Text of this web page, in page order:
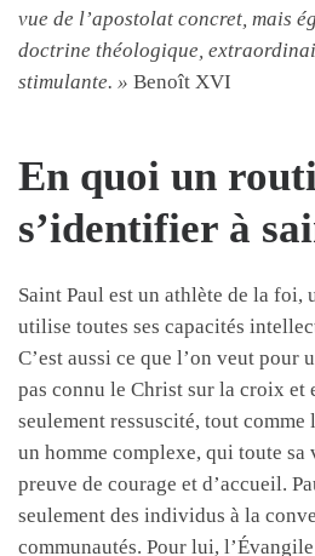
vue de l’apostolat concret, mais
doctrine théologique,
stimulante. » Benoît XVI
En quoi un
s’identifier à
Saint Paul est un athlète de la foi,
utilise toutes ses capacités
C’est aussi ce que l’on veut pour
pas connu le Christ sur la croix et
seulement ressuscité, tout comme
un homme complexe, qui toute sa
preuve de courage et d’accueil.
seulement des individus à la
communautés. Pour lui,